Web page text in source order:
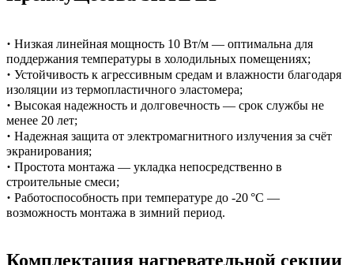
· Низкая линейная мощность 10 Вт/м — оптимальна для
поддержания температуры в холодильных помещениях;
· Устойчивость к агрессивным средам и влажности благодаря
изоляции из термопластичного эластомера;
· Высокая надежность и долговечность — срок службы не
менее 20 лет;
· Надежная защита от электромагнитного излучения за счёт
экранирования;
· Простота монтажа — укладка непосредственно в
строительные смеси;
· Работоспособность при температуре до -20 °C —
возможность монтажа в зимний период.
Комплектация нагревательной секции